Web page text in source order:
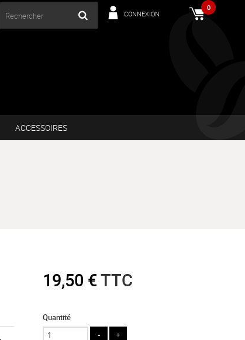
0
CONNEXION
ACCESSOIRES
19,50 €TTC
Quantité